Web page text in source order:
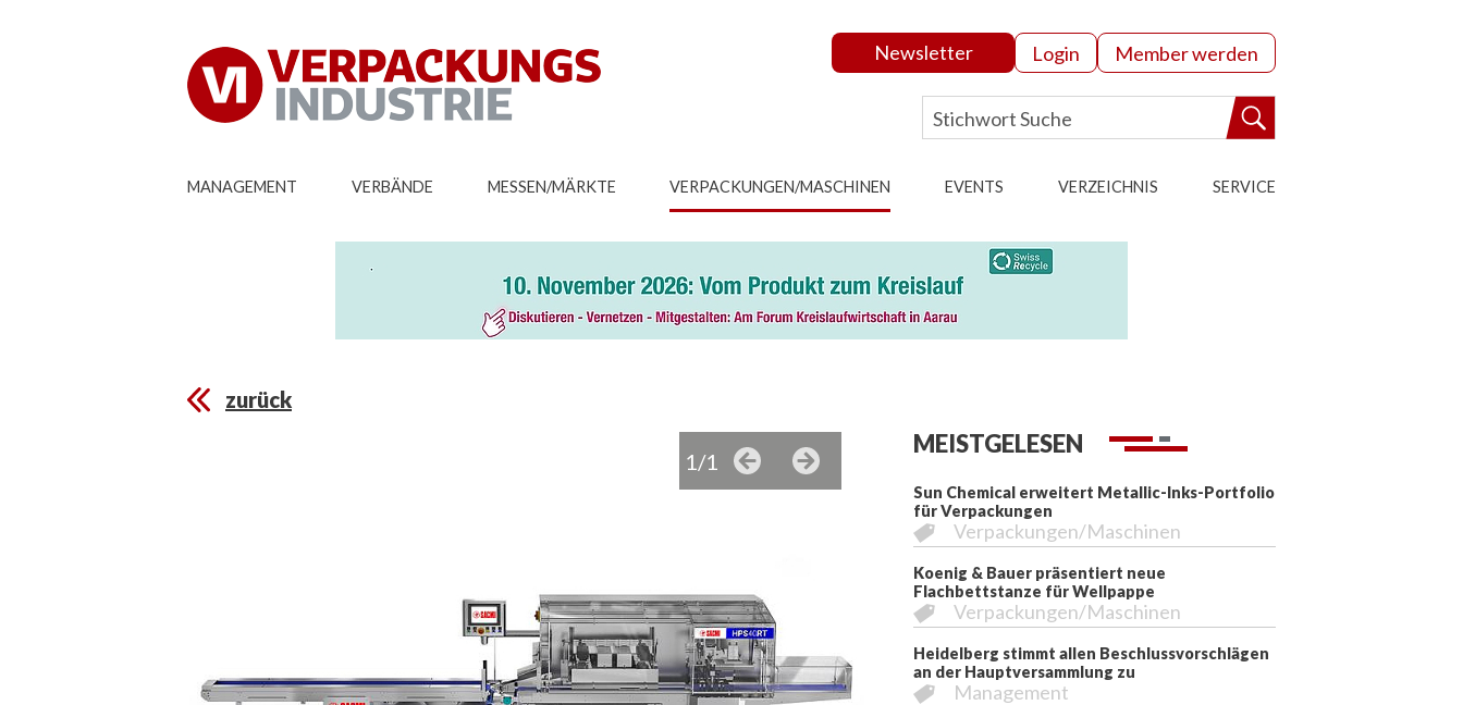
Newsletter Login Member werden
MANAGEMENT VERBÄNDE MESSEN/MÄRKTE VERPACKUNGEN/MASCHINEN EVENTS VERZEICHNIS SERVICE
zurück
1/1
MEISTGELESEN
Sun Chemical erweitert Metallic-Inks-Portfolio
für Verpackungen
Verpackungen/Maschinen
Koenig & Bauer präsentiert neue
Flachbettstanze für Wellpappe
Verpackungen/Maschinen
Heidelberg stimmt allen Beschlussvorschlägen
an der Hauptversammlung zu
Management